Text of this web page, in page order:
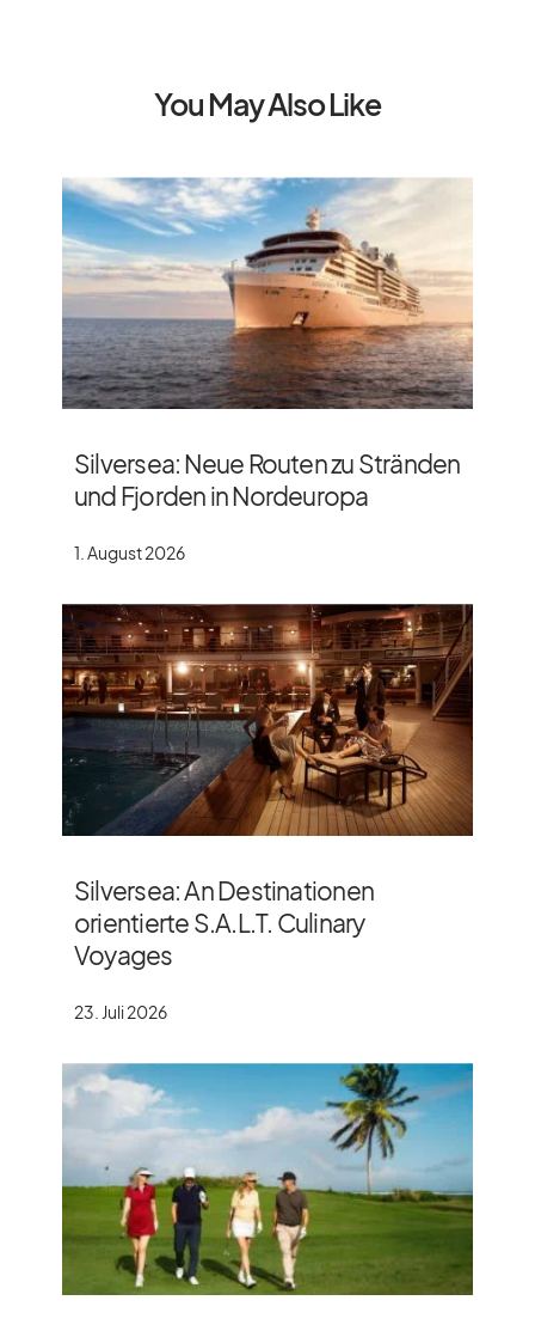
You May Also Like
Silversea: Neue Routen zu Stränden
und Fjorden in Nordeuropa
1. August 2026
Silversea: An Destinationen
orientierte S.A.L.T. Culinary
Voyages
23. Juli 2026